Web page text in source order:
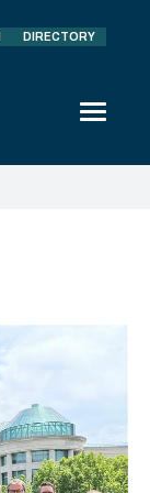
DIRECTORY